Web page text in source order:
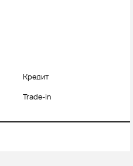
Кредит
Trade-in